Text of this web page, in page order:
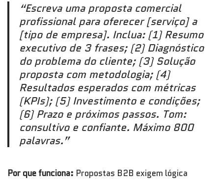
“Escreva uma proposta comercial
profissional para oferecer [serviço] a
[tipo de empresa]. Inclua: (1) Resumo
executivo de 3 frases; (2) Diagnóstico
do problema do cliente; (3) Solução
proposta com metodologia; (4)
Resultados esperados com métricas
(KPIs); (5) Investimento e condições;
(6) Prazo e próximos passos. Tom:
consultivo e confiante. Máximo 800
palavras.”
Por que funciona: Propostas B2B exigem lógica